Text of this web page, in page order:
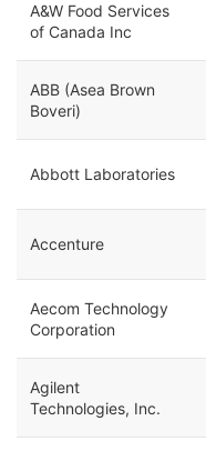
A&W Food Services
of Canada Inc
ABB (Asea Brown
Boveri)
Abbott Laboratories
Accenture
Aecom Technology
Corporation
Agilent
Technologies, Inc.